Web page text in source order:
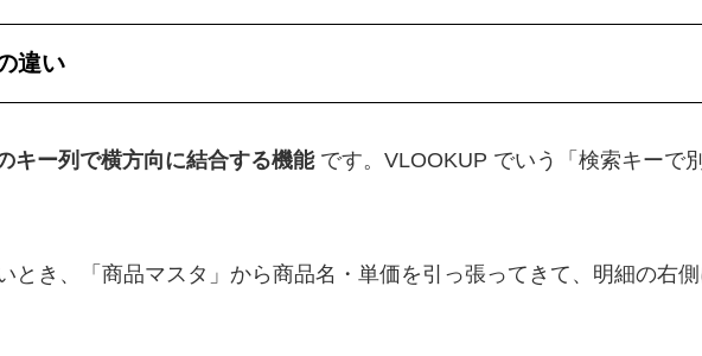
違い
キー列で横方向に結合する機能です。VLOOKUP でいう「検索キーで
とき、「商品マスタ」から商品名・単価を引っ張ってきて、明細の右